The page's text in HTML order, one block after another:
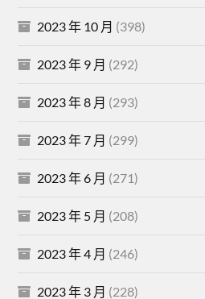
2023 年 10 月 (398)
2023 年 9 月 (292)
2023 年 8 月 (293)
2023 年 7 月 (299)
2023 年 6 月 (271)
2023 年 5 月 (208)
2023 年 4 月 (246)
2023 年 3 月 (228)